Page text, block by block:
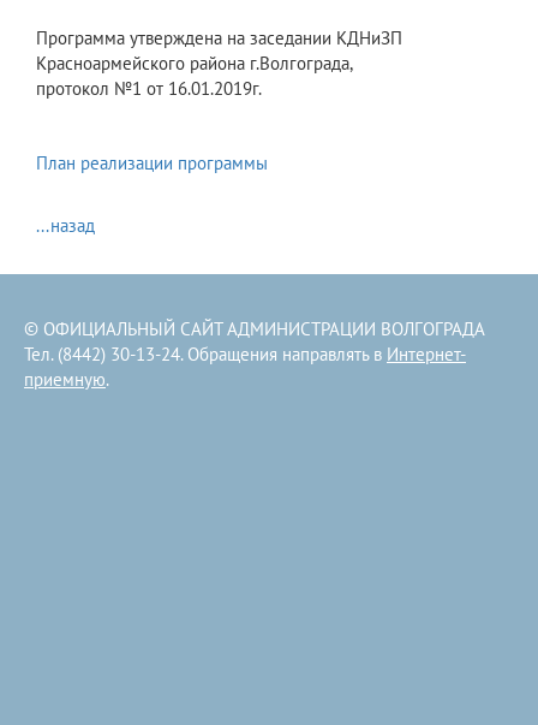
Программа утверждена на заседании КДНиЗП
Красноармейского района г.Волгограда,
протокол №1 от 16.01.2019г.
План реализации программы
...назад
© ОФИЦИАЛЬНЫЙ САЙТ АДМИНИСТРАЦИИ ВОЛГОГРАДА
Тел. (8442) 30-13-24. Обращения направлять в Интернет-
приемную.